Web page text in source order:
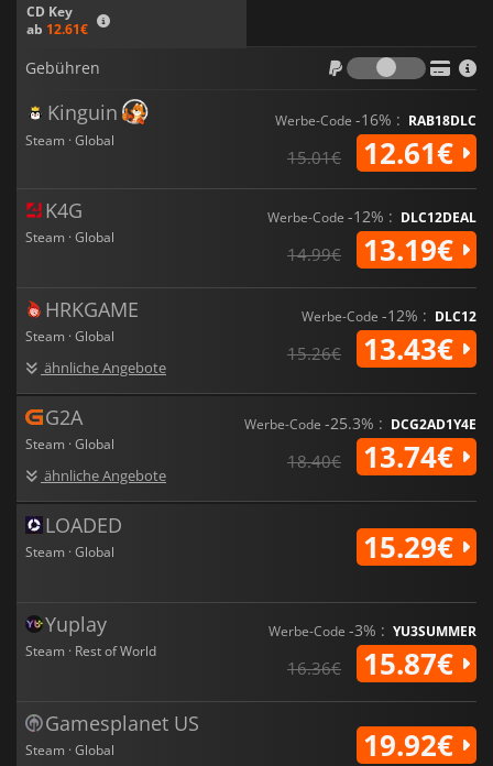
CD Key
ab 12.61€
Gebühren
Kinguin
Steam · Global
Werbe-Code -16% : RAB18DLC
15.01€ 12.61€
K4G
Steam · Global
Werbe-Code -12% : DLC12DEAL
14.99€ 13.19€
HRKGAME
Steam · Global
ähnliche Angebote
Werbe-Code -12% : DLC12
15.26€ 13.43€
G2A
Steam · Global
ähnliche Angebote
Werbe-Code -25.3% : DCG2AD1Y4E
18.40€ 13.74€
LOADED
Steam · Global 15.29€
Yuplay
Steam · Rest of World
Werbe-Code -3% : YU3SUMMER
16.36€ 15.87€
Gamesplanet US
Steam · Global 19.92€